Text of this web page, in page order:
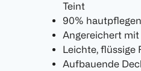
Teint
90%
Angereichert
Leichte, flüssige
Aufbauende